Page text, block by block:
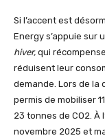
Si l’accent est
Energy s’appuie sur
hiver, qui
réduisent leur
demande. Lors de la
permis de mobiliser
23 tonnes de CO2.
novembre 2025 et